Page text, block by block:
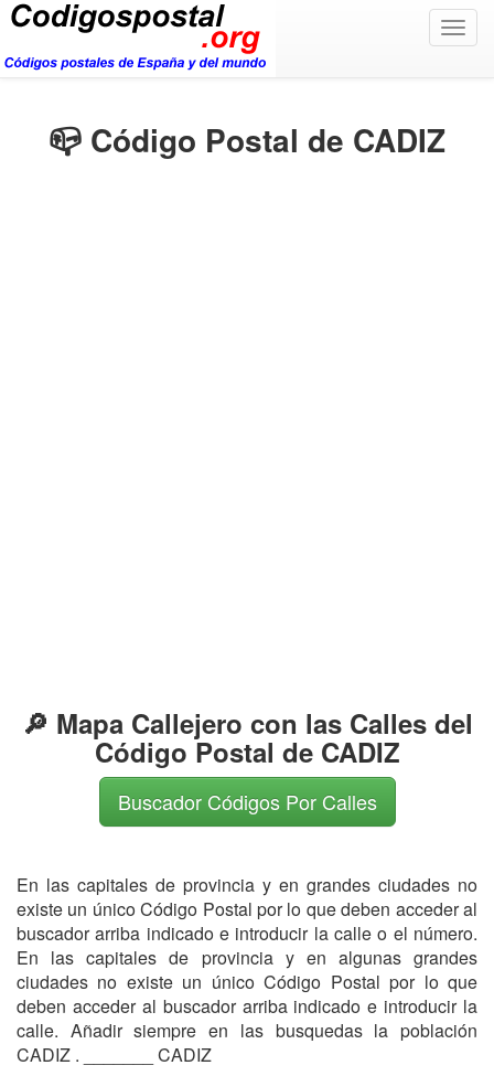
📪 Código Postal de CADIZ
🔎 Mapa Callejero con las Calles del
Código Postal de CADIZ
Buscador Códigos Por Calles
En las capitales de provincia y en grandes ciudades no
existe un único Código Postal por lo que deben acceder al
buscador arriba indicado e introducir la calle o el número.
En las capitales de provincia y en algunas grandes
ciudades no existe un único Código Postal por lo que
deben acceder al buscador arriba indicado e introducir la
calle. Añadir siempre en las busquedas la población
CADIZ . _______ CADIZ